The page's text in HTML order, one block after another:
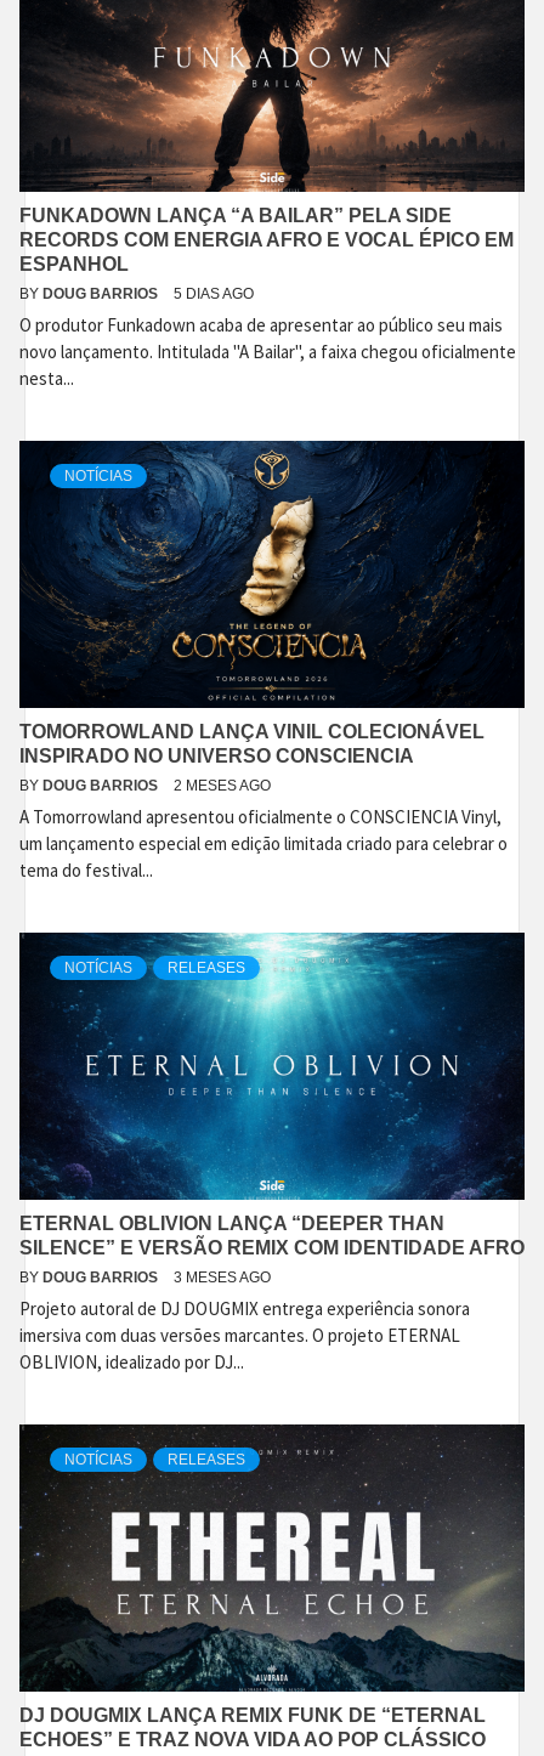
FUNKADOWN LANÇA “A BAILAR” PELA SIDE
RECORDS COM ENERGIA AFRO E VOCAL ÉPICO EM
ESPANHOL
BY DOUG BARRIOS 5 DIAS AGO
O produtor Funkadown acaba de apresentar ao público seu mais
novo lançamento. Intitulada "A Bailar", a faixa chegou oficialmente
nesta...
NOTÍCIAS
TOMORROWLAND LANÇA VINIL COLECIONÁVEL
INSPIRADO NO UNIVERSO CONSCIENCIA
BY DOUG BARRIOS 2 MESES AGO
A Tomorrowland apresentou oficialmente o CONSCIENCIA Vinyl,
um lançamento especial em edição limitada criado para celebrar o
tema do festival...
NOTÍCIAS RELEASES
ETERNAL OBLIVION LANÇA “DEEPER THAN
SILENCE” E VERSÃO REMIX COM IDENTIDADE AFRO
BY DOUG BARRIOS 3 MESES AGO
Projeto autoral de DJ DOUGMIX entrega experiência sonora
imersiva com duas versões marcantes. O projeto ETERNAL
OBLIVION, idealizado por DJ...
NOTÍCIAS RELEASES
DJ DOUGMIX LANÇA REMIX FUNK DE “ETERNAL
ECHOES” E TRAZ NOVA VIDA AO POP CLÁSSICO